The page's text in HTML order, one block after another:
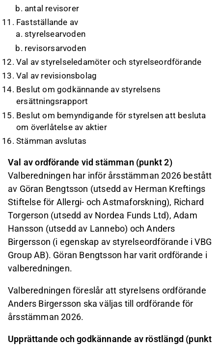
antal revisorer
Fastställande av
styrelsearvoden
revisorsarvoden
Val av styrelseledamöter och styrelseordförande
Val av revisionsbolag
Beslut om godkännande av styrelsens
ersättningsrapport
Beslut om bemyndigande för styrelsen att besluta
om överlåtelse av aktier
Stämman avslutas
Val av ordförande vid stämman (punkt 2)
Valberedningen har inför årsstämman 2026 bestått
av Göran Bengtsson (utsedd av Herman Kreftings
Stiftelse för Allergi- och Astmaforskning), Richard
Torgerson (utsedd av Nordea Funds Ltd), Adam
Hansson (utsedd av Lannebo) och Anders
Birgersson (i egenskap av styrelseordförande i VBG
Group AB). Göran Bengtsson har varit ordförande i
valberedningen.
Valberedningen föreslår att styrelsens ordförande
Anders Birgersson ska väljas till ordförande för
årsstämman 2026.
Upprättande och godkännande av röstlängd (punkt